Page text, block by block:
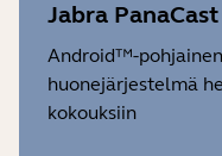
Jabra
Android™-
huonejärjestelmä
kokouksiin